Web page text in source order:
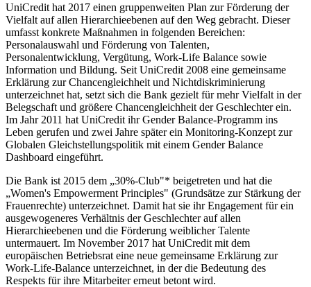
UniCredit hat 2017 einen gruppenweiten Plan zur Förderung der
Vielfalt auf allen Hierarchieebenen auf den Weg gebracht. Dieser
umfasst konkrete Maßnahmen in folgenden Bereichen:
Personalauswahl und Förderung von Talenten,
Personalentwicklung, Vergütung, Work-Life Balance sowie
Information und Bildung. Seit UniCredit 2008 eine gemeinsame
Erklärung zur Chancengleichheit und Nichtdiskriminierung
unterzeichnet hat, setzt sich die Bank gezielt für mehr Vielfalt in der
Belegschaft und größere Chancengleichheit der Geschlechter ein.
Im Jahr 2011 hat UniCredit ihr Gender Balance-Programm ins
Leben gerufen und zwei Jahre später ein Monitoring-Konzept zur
Globalen Gleichstellungspolitik mit einem Gender Balance
Dashboard eingeführt.
Die Bank ist 2015 dem „30%-Club"* beigetreten und hat die
„Women's Empowerment Principles" (Grundsätze zur Stärkung der
Frauenrechte) unterzeichnet. Damit hat sie ihr Engagement für ein
ausgewogeneres Verhältnis der Geschlechter auf allen
Hierarchieebenen und die Förderung weiblicher Talente
untermauert. Im November 2017 hat UniCredit mit dem
europäischen Betriebsrat eine neue gemeinsame Erklärung zur
Work-Life-Balance unterzeichnet, in der die Bedeutung des
Respekts für ihre Mitarbeiter erneut betont wird.